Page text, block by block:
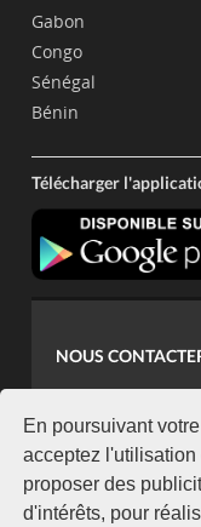
En poursuivant
acceptez
proposer des
d'intérêts, pour
Gabon
Congo
Sénégal
Bénin
Télécharger
NOUS
+225 07 08